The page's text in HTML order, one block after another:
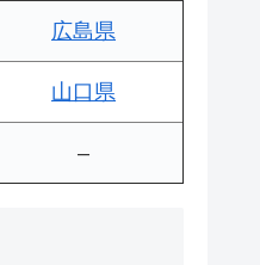
広島県
山口県
–